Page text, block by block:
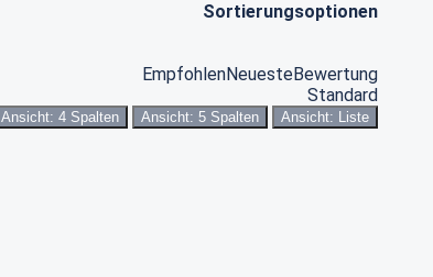
Sortierungsoptionen
EmpfohlenNeuesteBewertung
Standard
Ansicht: 4 Spalten Ansicht: 5 Spalten Ansicht: Liste